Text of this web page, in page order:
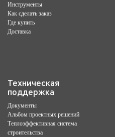
Инструменты
Как сделать заказ
Где купить
Доставка
Техническая
поддержка
Документы
Альбом проектных решений
Теплоэффективная система
строительства